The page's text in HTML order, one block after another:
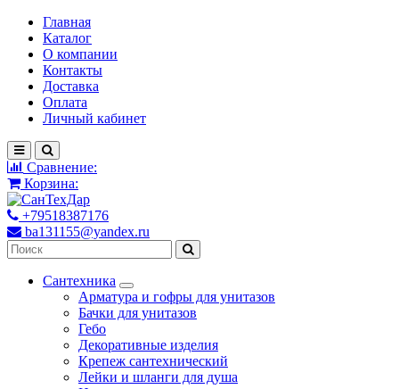
Главная
Каталог
О компании
Контакты
Доставка
Оплата
Личный кабинет
Сравнение:
Корзина:
+79518387176
ba131155@yandex.ru
Сантехника
Арматура и гофры для унитазов
Бачки для унитазов
Гебо
Декоративные изделия
Крепеж сантехнический
Лейки и шланги для душа